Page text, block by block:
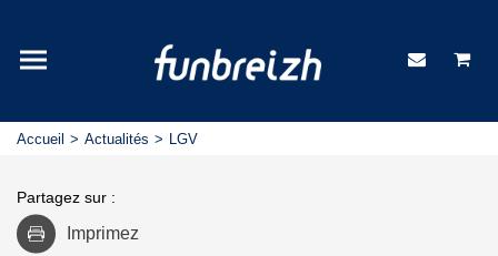
Accueil Actualités LGV
Partagez sur :
Imprimez